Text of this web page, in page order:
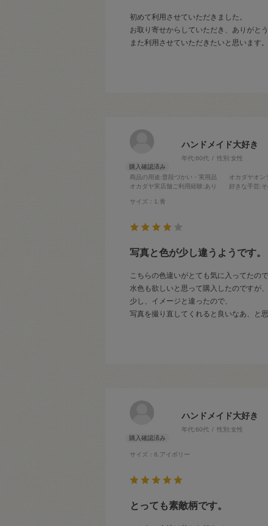
初めて利用させていただきました。
お取り寄せからしていただき、ありがと
また利用させていただきたいと思います。
ハンドメイド大好き
年代:60代 性別:女性
商品の用途:普段づかい・実用品 オカダヤオン
オカダヤ実店舗ご利用経験:あり 好きな手芸:
サイズ：1.青
写真と色が少し違うようです。
こちらの色違いがとても気に入ってたので
水色も欲しいと思って購入したのですが、
少し、イメージと違ったので、
写真を撮り直してくれると良いなあ、と思
ハンドメイド大好き
年代:60代 性別:女性
サイズ：6.アイボリー
とっても素敵柄です。